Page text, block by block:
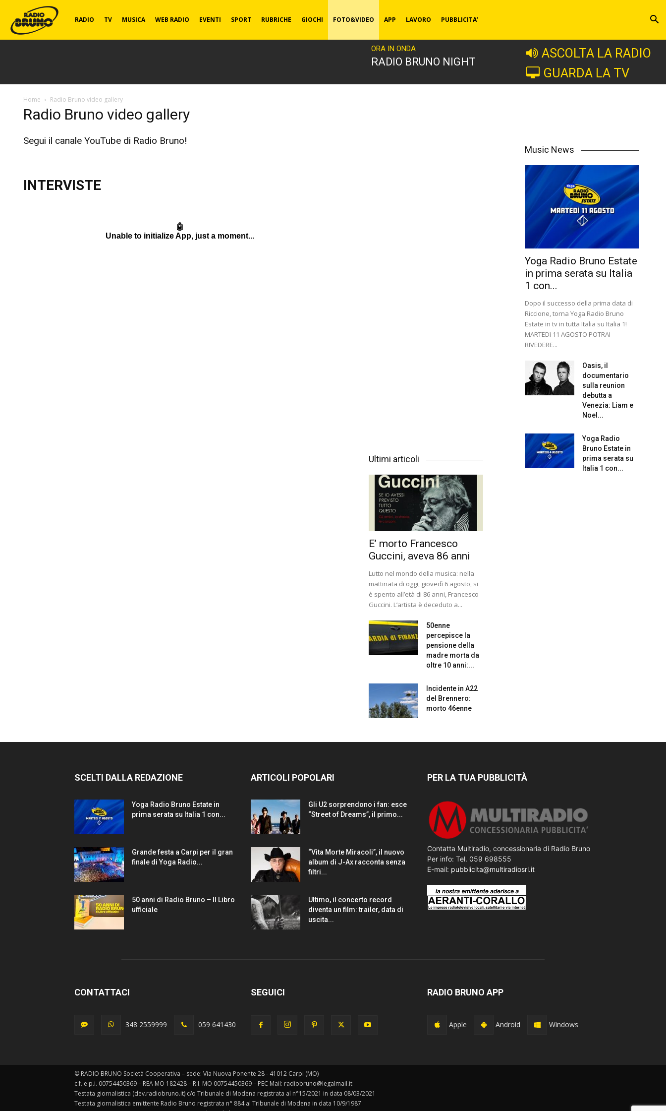
Radio
RADIO TV MUSICA WEB RADIO EVENTI SPORT RUBRICHE GIOCHI FOTO&VIDEO APP LAVORO PUBBLICITA’
ORA IN ONDA
RADIO BRUNO NIGHT
ASCOLTA LA RADIO
GUARDA LA TV
Home Radio Bruno video gallery
Radio Bruno video gallery
Segui il canale YouTube di Radio Bruno!
INTERVISTE
Ultimi articoli
E’ morto Francesco
Guccini, aveva 86 anni
Lutto nel mondo della musica: nella
mattinata di oggi, giovedì 6 agosto, si
è spento all’età di 86 anni, Francesco
Guccini. L’artista è deceduto a...
50enne
percepisce la
pensione della
madre morta da
oltre 10 anni:...
Incidente in A22
del Brennero:
morto 46enne
Music News
Yoga Radio Bruno Estate
in prima serata su Italia
1 con...
Dopo il successo della prima data di
Riccione, torna Yoga Radio Bruno
Estate in tv in tutta Italia su Italia 1!
MARTEDì 11 AGOSTO POTRAI
RIVEDERE...
Oasis, il
documentario
sulla reunion
debutta a
Venezia: Liam e
Noel...
Yoga Radio
Bruno Estate in
prima serata su
Italia 1 con...
SCELTI DALLA REDAZIONE
Yoga Radio Bruno Estate in
prima serata su Italia 1 con...
Grande festa a Carpi per il gran
finale di Yoga Radio...
50 anni di Radio Bruno – Il Libro
ufficiale
ARTICOLI POPOLARI
Gli U2 sorprendono i fan: esce
“Street of Dreams”, il primo...
“Vita Morte Miracoli”, il nuovo
album di J-Ax racconta senza
filtri...
Ultimo, il concerto record
diventa un film: trailer, data di
uscita...
PER LA TUA PUBBLICITÀ
Contatta Multiradio, concessionaria di Radio Bruno
Per info: Tel. 059 698555
E-mail: pubblicita@multiradiosrl.it
CONTATTACI
348 2559999 059 641430
SEGUICI RADIO BRUNO APP
Apple Android Windows
© RADIO BRUNO Società Cooperativa – sede: Via Nuova Ponente 28 - 41012 Carpi (MO)
c.f. e p.i. 00754450369 – REA MO 182428 – R.I. MO 00754450369 – PEC Mail: radiobruno@legalmail.it
Testata giornalistica (dev.radiobruno.it) c/o Tribunale di Modena registrata al n°15/2021 in data 08/03/2021
Testata giornalistica emittente Radio Bruno registrata n° 884 al Tribunale di Modena in data 10/9/1987